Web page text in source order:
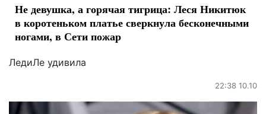
Не девушка, а горячая тигрица: Леся Никитюк
в коротеньком платье сверкнула бесконечными
ногами, в Сети пожар
ЛедиЛе удивила
22:38 10.10